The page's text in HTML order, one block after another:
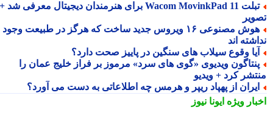
تبلت Wacom MovinkPad 11 برای هنرمندان دیجیتال معرفی شد +
هوش مصنوعی ۱۶ ویروس جدید ساخت که هرگز در طبیعت وجود
اند
وقوع سیلاب های سنگین در پاییز صحت دارد؟
ویدیوی «گوی های سرد» مرموز بر فراز خلیج عمان را
کرد + ویدیو
از پهپاد ریپر و هرمس چه اطلاعاتی به دست می آورد؟
ویژهایونا نیوز